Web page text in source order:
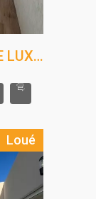
À LOUER – S+1 MEUBLÉ DE LUXE | SOUSSE CORNICHE
Loué